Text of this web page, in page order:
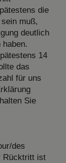
die
muß,
deutlich
14
das
für uns
Sie
des
Rücktritt ist